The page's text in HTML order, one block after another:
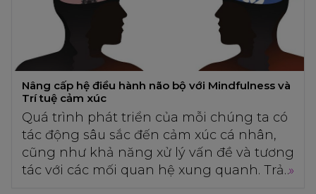
Nâng cấp hệ điều hành não bộ với Mindfulness và
Trí tuệ cảm xúc
Quá trình phát triển của mỗi chúng ta có
tác động sâu sắc đến cảm xúc cá nhân,
cũng như khả năng xử lý vấn đề và tương
tác với các mối quan hệ xung quanh. Trải »